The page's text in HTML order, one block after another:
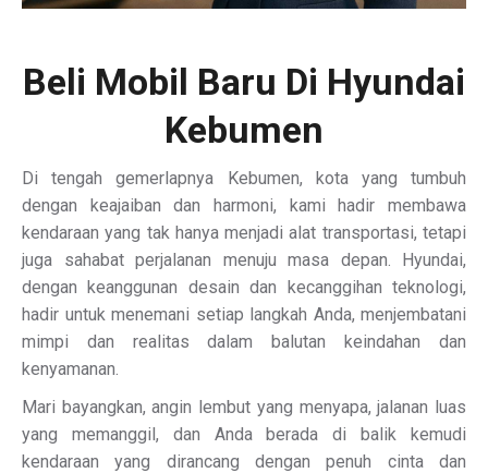
Beli Mobil Baru Di Hyundai
Kebumen
Di tengah gemerlapnya Kebumen, kota yang tumbuh
dengan keajaiban dan harmoni, kami hadir membawa
kendaraan yang tak hanya menjadi alat transportasi, tetapi
juga sahabat perjalanan menuju masa depan. Hyundai,
dengan keanggunan desain dan kecanggihan teknologi,
hadir untuk menemani setiap langkah Anda, menjembatani
mimpi dan realitas dalam balutan keindahan dan
kenyamanan.
Mari bayangkan, angin lembut yang menyapa, jalanan luas
yang memanggil, dan Anda berada di balik kemudi
kendaraan yang dirancang dengan penuh cinta dan